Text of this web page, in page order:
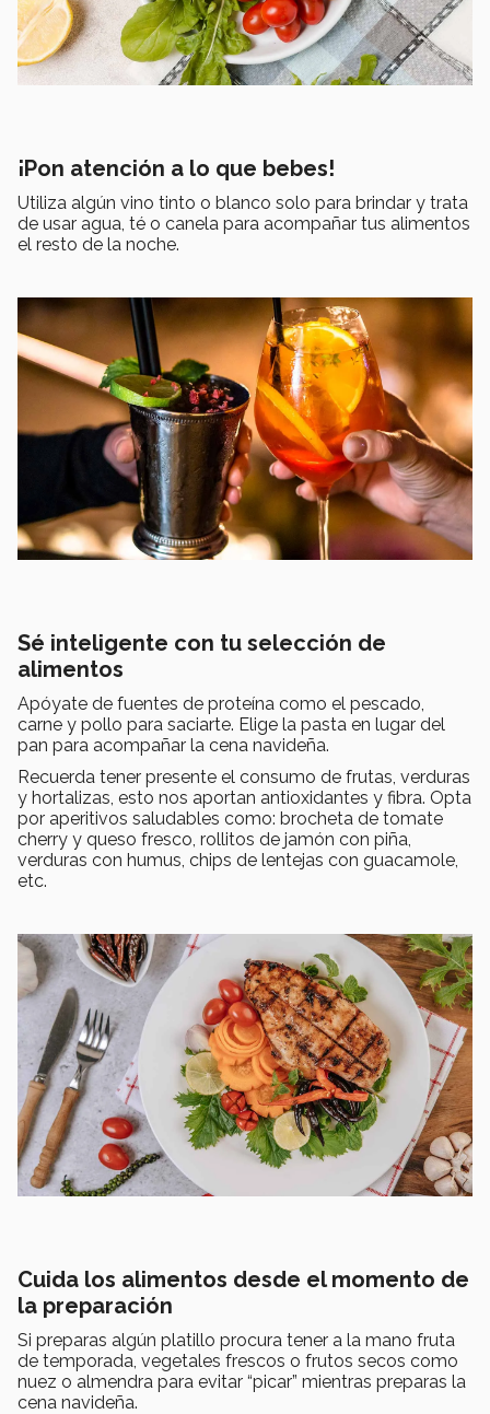
¡Pon atención a lo que bebes!
Utiliza algún vino tinto o blanco solo para brindar y trata
de usar agua, té o canela para acompañar tus alimentos
el resto de la noche.
Sé inteligente con tu selección de
alimentos
Apóyate de fuentes de proteína como el pescado,
carne y pollo para saciarte. Elige la pasta en lugar del
pan para acompañar la cena navideña.
Recuerda tener presente el consumo de frutas, verduras
y hortalizas, esto nos aportan antioxidantes y fibra. Opta
por aperitivos saludables como: brocheta de tomate
cherry y queso fresco, rollitos de jamón con piña,
verduras con humus, chips de lentejas con guacamole,
etc.
Cuida los alimentos desde el momento de
la preparación
Si preparas algún platillo procura tener a la mano fruta
de temporada, vegetales frescos o frutos secos como
nuez o almendra para evitar “picar” mientras preparas la
cena navideña.